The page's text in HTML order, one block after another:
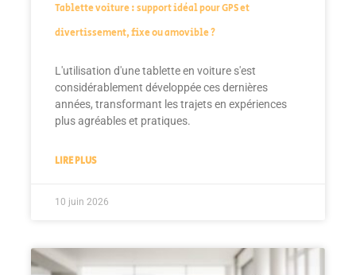
Tablette voiture : support idéal pour GPS et
divertissement, fixe ou amovible ?
L'utilisation d'une tablette en voiture s'est
considérablement développée ces dernières
années, transformant les trajets en expériences
plus agréables et pratiques.
LIRE PLUS
10 juin 2026